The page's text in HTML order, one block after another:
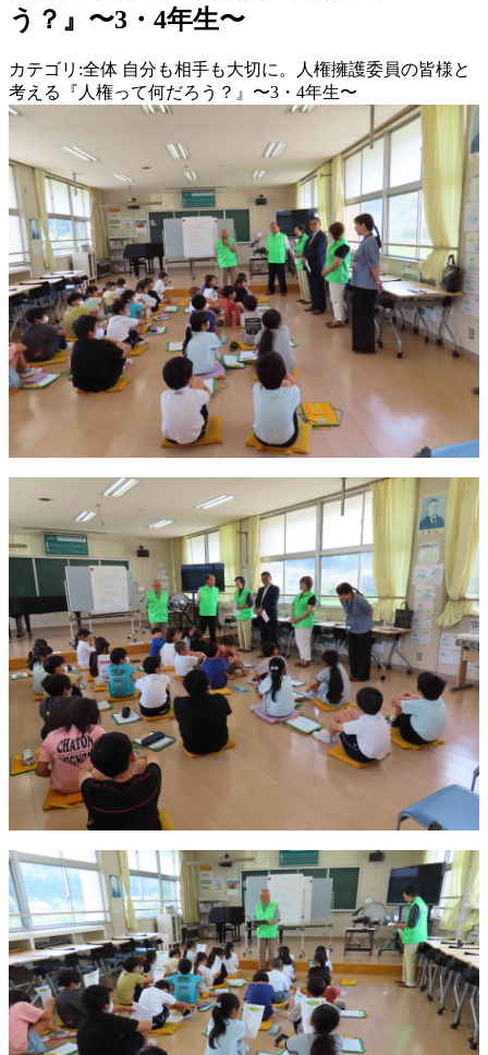
う？』〜3・4年生〜
カテゴリ:全体 自分も相手も大切に。人権擁護委員の皆様と
考える『人権って何だろう？』〜3・4年生〜